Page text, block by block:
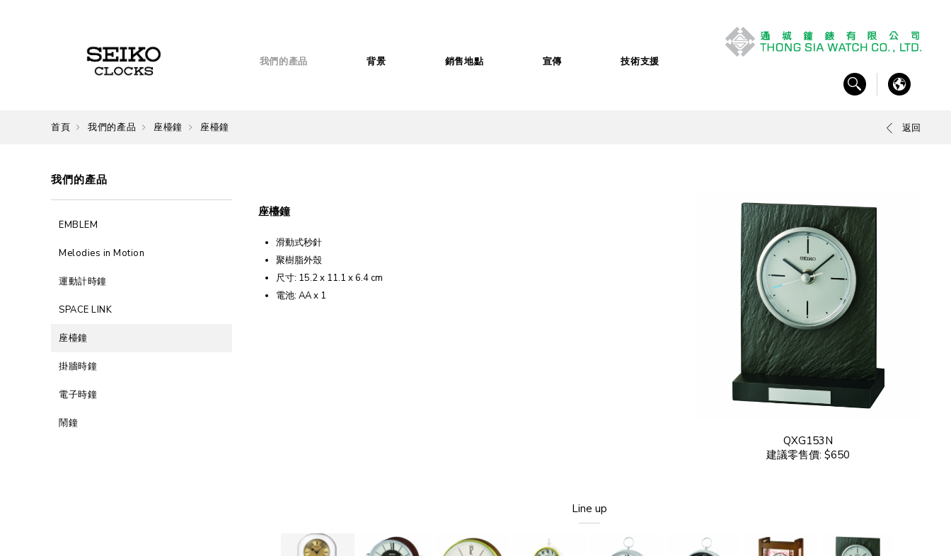
我們的產品 背景 銷售地點 宣傳 技術支援
首頁 我們的產品 座檯鐘 座檯鐘 返回
我們的產品
EMBLEM
Melodies in Motion
運動計時鐘
SPACE LINK
座檯鐘
掛牆時鐘
電子時鐘
鬧鐘
QXG153N
建議零售價: $650
座檯鐘
滑動式秒針
聚樹脂外殼
尺寸: 15.2 x 11.1 x 6.4 cm
電池: AA x 1
Line up